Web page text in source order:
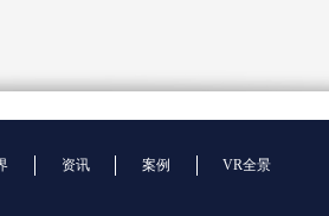
资讯 案例 VR全景